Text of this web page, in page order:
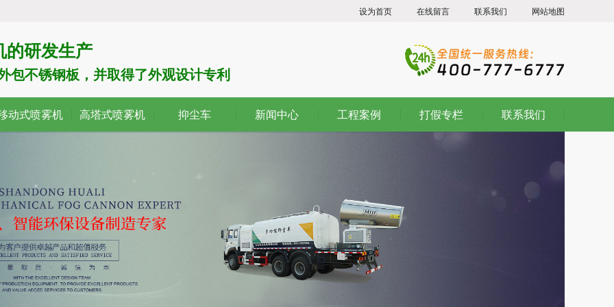
网站地图
联系我们
在线留言
设为首页
研发生产
包不锈钢板，并取得了外观设计专利
动式喷雾机 高塔式喷雾机 抑尘车 新闻中心 工程案例 打假专栏 联系我们